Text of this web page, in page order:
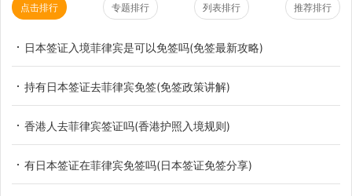
点击排行 专题排行 列表排行 推荐排行
日本签证入境菲律宾是可以免签吗(免签最新攻略)
持有日本签证去菲律宾免签(免签政策讲解)
香港人去菲律宾签证吗(香港护照入境规则)
有日本签证在菲律宾免签吗(日本签证免签分享)